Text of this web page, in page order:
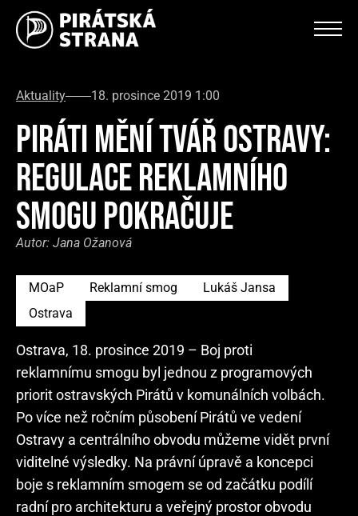
Aktuality 18. prosince 2019 1:00
PIRÁTI MĚNÍ TVÁŘ OSTRAVY:
REGULACE REKLAMNÍHO
SMOGU POKRAČUJE
Autor: Jana Ožanová
MOaP Reklamní smog
Lukáš Jansa
Ostrava
Ostrava, 18. prosince 2019 – Boj proti
reklamnímu smogu byl jednou z programových
priorit ostravských Pirátů v komunálních volbách.
Po více než ročním působení Pirátů ve vedení
Ostravy a centrálního obvodu můžeme vidět první
viditelné výsledky. Na právní úpravě a koncepci
boje s reklamním smogem se od začátku podílí
radní pro architekturu a veřejný prostor obvodu